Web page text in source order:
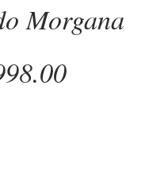
Morgana
Price